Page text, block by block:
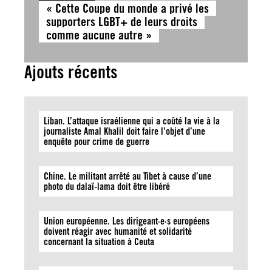
« Cette Coupe du monde a privé les
supporters LGBT+ de leurs droits
comme aucune autre »
Ajouts récents
Liban. L’attaque israélienne qui a coûté la vie à la
journaliste Amal Khalil doit faire l’objet d’une
enquête pour crime de guerre
Chine. Le militant arrêté au Tibet à cause d’une
photo du dalaï-lama doit être libéré
Union européenne. Les dirigeant·e·s européens
doivent réagir avec humanité et solidarité
concernant la situation à Ceuta